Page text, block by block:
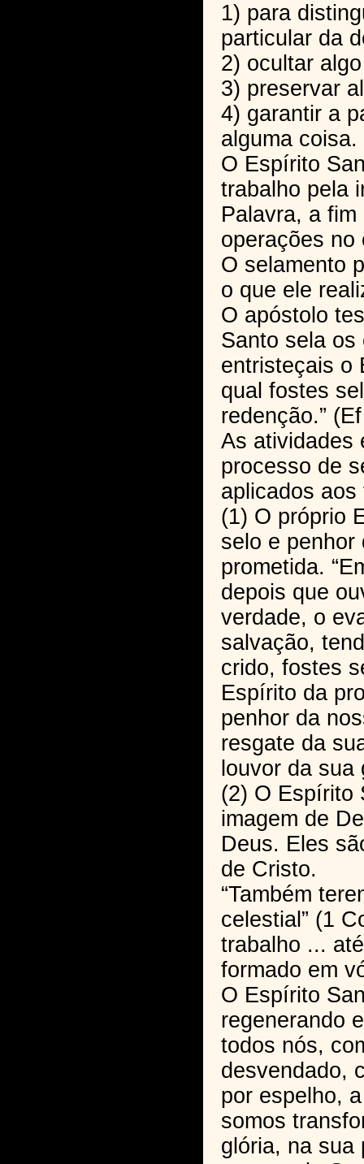
1) para
particular da
2) ocultar
3) preservar
4) garantir a
alguma coisa.
O Espírito
trabalho pela
Palavra, a
operações no
O selamento
o que ele
O apóstolo
Santo sela os
entristeçais o
qual fostes
redenção.”
As atividades
processo de
aplicados
(1) O próprio
selo e penhor
prometida.
depois que
verdade, o
salvação,
crido, fostes
Espírito da
penhor da
resgate da
louvor da sua
(2) O Espírito
imagem de
Deus. Eles
de Cristo.
“Também
celestial” (1
trabalho ...
formado em
O Espírito
regenerando
todos nós,
desvendado,
por espelho,
somos
glória, na sua